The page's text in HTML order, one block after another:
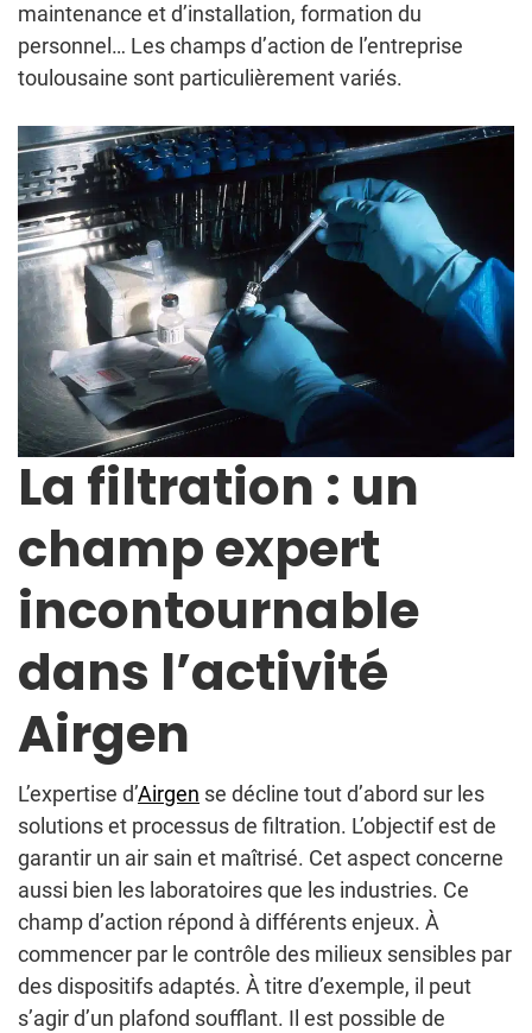
maintenance et d’installation, formation du
personnel… Les champs d’action de l’entreprise
toulousaine sont particulièrement variés.
La filtration : un
champ expert
incontournable
dans l’activité
Airgen
L’expertise d’Airgen se décline tout d’abord sur les
solutions et processus de filtration. L’objectif est de
garantir un air sain et maîtrisé. Cet aspect concerne
aussi bien les laboratoires que les industries. Ce
champ d’action répond à différents enjeux. À
commencer par le contrôle des milieux sensibles par
des dispositifs adaptés. À titre d’exemple, il peut
s’agir d’un plafond soufflant. Il est possible de